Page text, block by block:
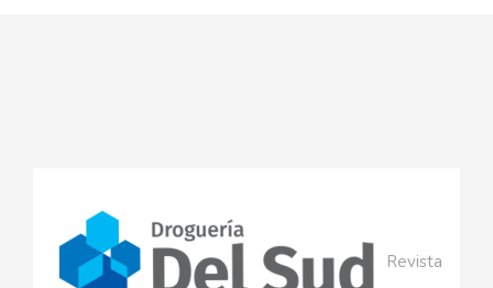
Revista